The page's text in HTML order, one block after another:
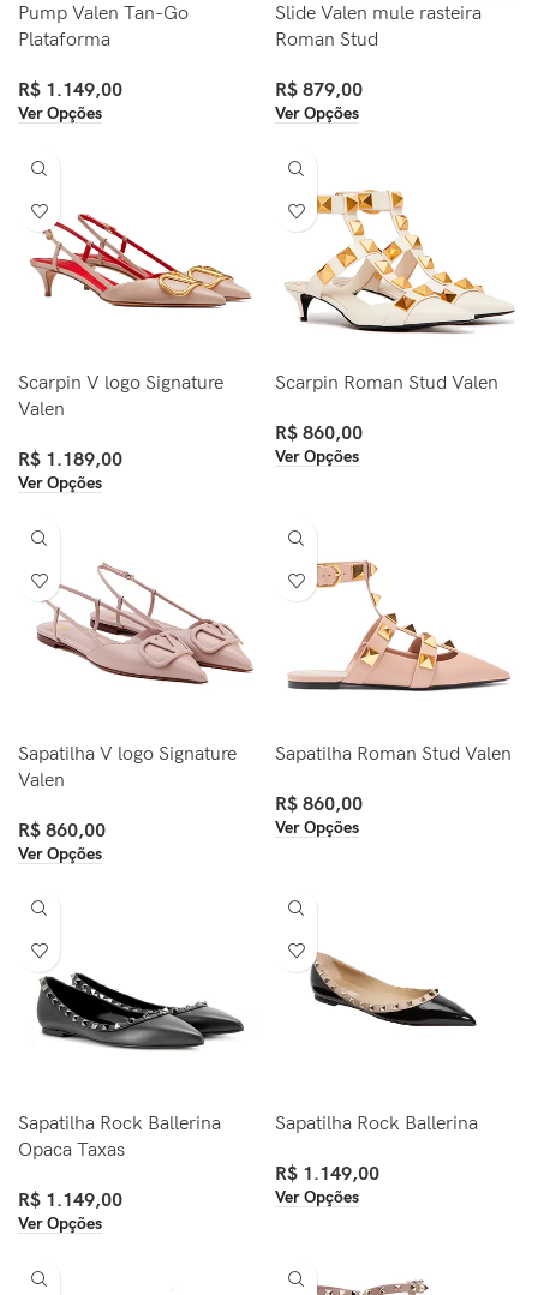
Pump Valen Tan-Go
Plataforma
R$ 1.149,00
Ver Opções
Slide Valen mule rasteira
Roman Stud
R$ 879,00
Ver Opções
Scarpin V logo Signature
Valen
R$ 1.189,00
Ver Opções
Scarpin Roman Stud Valen
R$ 860,00
Ver Opções
Sapatilha V logo Signature
Valen
R$ 860,00
Ver Opções
Sapatilha Roman Stud Valen
R$ 860,00
Ver Opções
Sapatilha Rock Ballerina
Opaca Taxas
R$ 1.149,00
Ver Opções
Sapatilha Rock Ballerina
R$ 1.149,00
Ver Opções